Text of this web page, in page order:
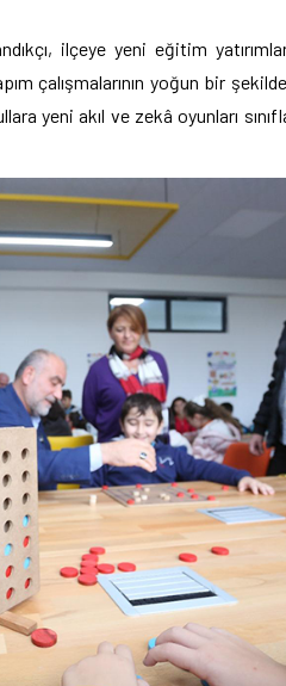
ilçeye yeni eğitim
çalışmalarının yoğun bir
yeni akıl ve zekâ oyunları